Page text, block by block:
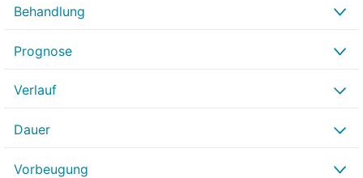
Behandlung
Prognose
Verlauf
Dauer
Vorbeugung